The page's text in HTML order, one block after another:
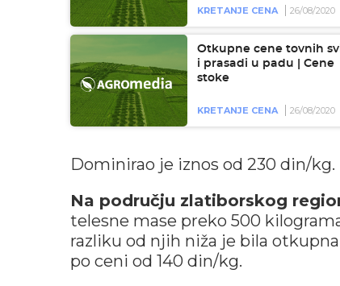
KRETANJE CENA 26/08/2020
Otkupne cene tovnih
i prasadi u padu | Cene
stoke
KRETANJE CENA 26/08/2020
Dominirao je iznos od 230 din/kg.
Na području zlatiborskog
telesne mase preko 500
razliku od njih niža je bila
po ceni od 140 din/kg.